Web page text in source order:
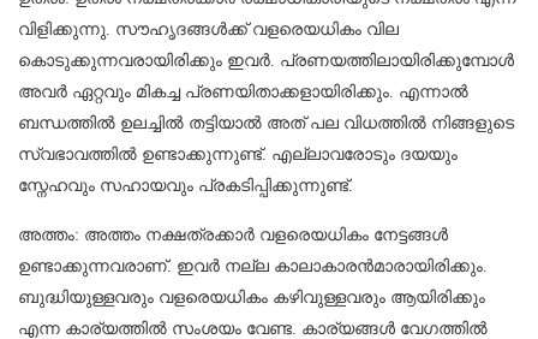
വിളിക്കുന്നു. സൗഹൃദങ്ങൾക്ക് വളരെയധികം വില
കൊടുക്കുന്നവരായിരിക്കും ഇവർ. പ്രണയത്തിലായിരിക്കുമ്പോൾ
അവർ ഏറ്റവും മികച്ച പ്രണയിതാക്കളായിരിക്കും. എന്നാൽ
ബന്ധത്തിൽ ഉലച്ചിൽ തട്ടിയാല്‍ അത് പല വിധത്തിൽ നിങ്ങളുടെ
സ്വഭാവത്തില്‍ ഉണ്ടാക്കുന്നുണ്ട്. എല്ലാവരോടും ദയയും
സ്നേഹവും സഹായവും പ്രകടിപ്പിക്കുന്നുണ്ട്.
അത്തം: അത്തം നക്ഷത്രക്കാർ വളരെയധികം നേട്ടങ്ങൾ
ഉണ്ടാക്കുന്നവരാണ്. ഇവർ നല്ല കാലാകാരൻമാരായിരിക്കും.
ബുദ്ധിയുള്ളവരും വളരെയധികം കഴിവുള്ളവരും ആയിരിക്കും
എന്ന കാര്യത്തിൽ സംശയം വേണ്ട. കാര്യങ്ങൾ വേഗത്തിൽ